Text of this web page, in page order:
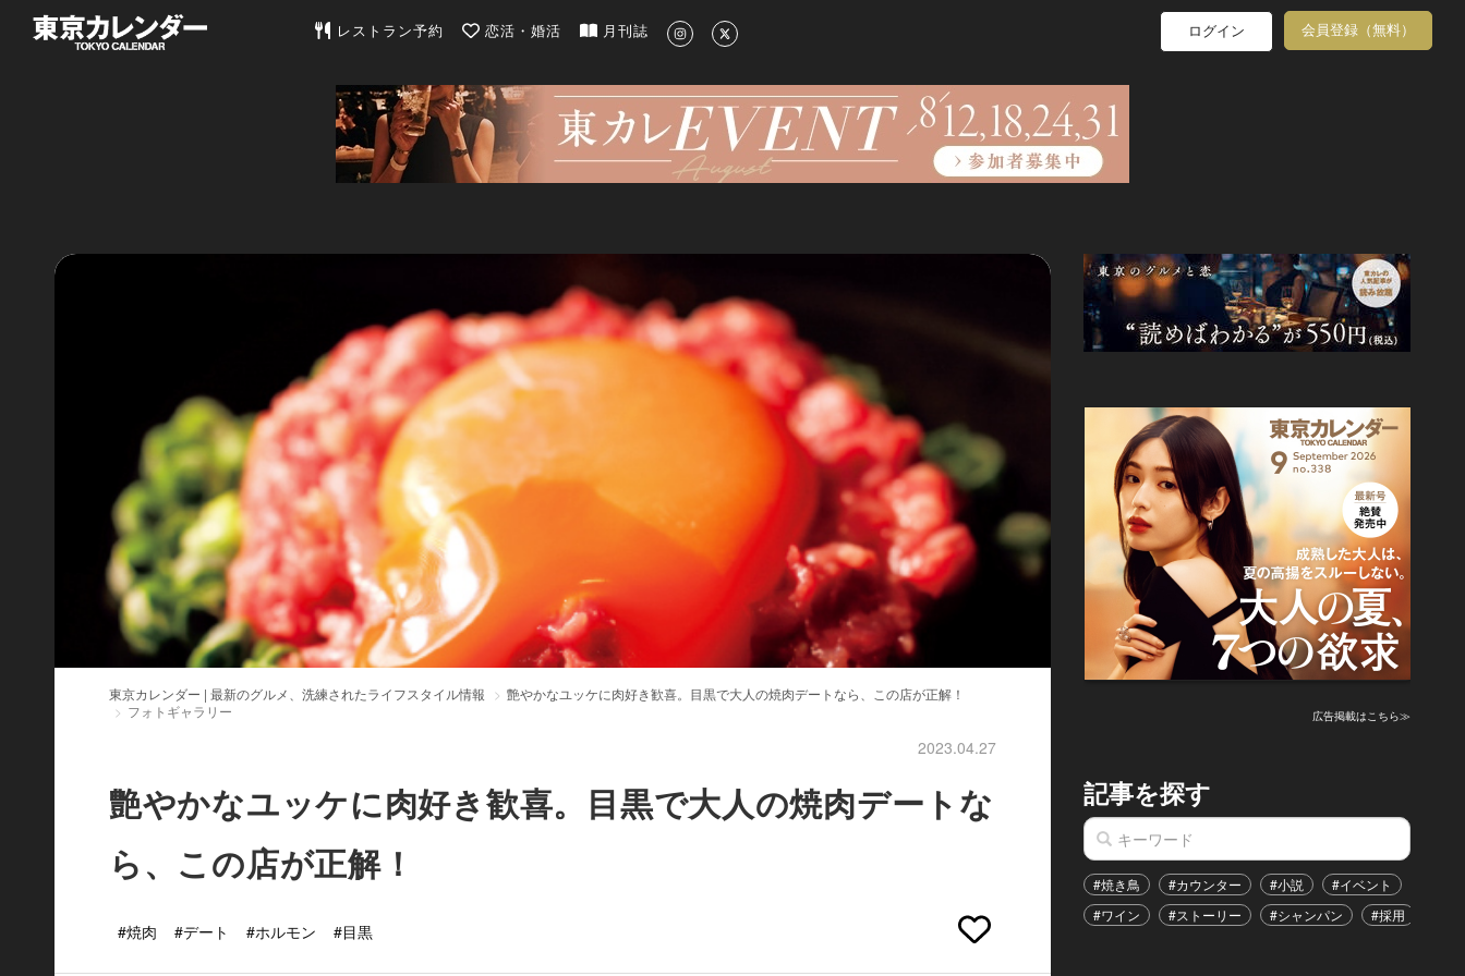
東京カレンダー | 最新のグルメ、洗練されたライフスタイル情報
レストラン予約 恋活・婚活 月刊誌 ログイン 会員登録（無料）
東京カレンダー | 最新のグルメ、洗練されたライフスタイル情報
艶やかなユッケに肉好き歓喜。目黒で大人の焼肉デートなら、この店が正解！
フォトギャラリー
2023.04.27
艶やかなユッケに肉好き歓喜。目黒で大人の焼肉デートな
ら、この店が正解！
#焼肉 #デート #ホルモン #目黒
広告掲載はこちら≫
記事を探す
#焼き鳥 #カウンター #小説 #イベント
#ワイン
#ストーリー #シャンパン #採用